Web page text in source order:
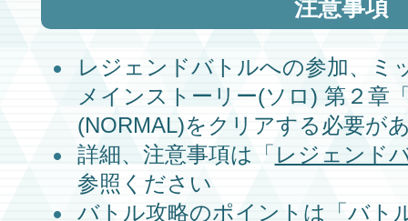
注意事項
レジェンドバトルへの参加、ミ
メインストーリー(ソロ) 第２章
(NORMAL)をクリアする必要が
詳細、注意事項は 「レジェンド
参照ください
バトル攻略のポイントは 「バ